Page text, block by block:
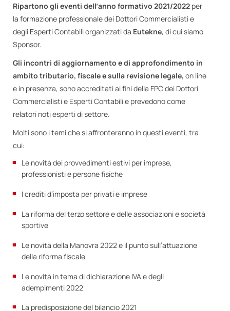
Ripartono gli eventi dell’anno formativo 2021/2022 per
la formazione professionale dei Dottori Commercialisti e
degli Esperti Contabili organizzati da Eutekne, di cui siamo
Sponsor.
Gli incontri di aggiornamento e di approfondimento in
ambito tributario, fiscale e sulla revisione legale, on line
e in presenza, sono accreditati ai fini della FPC dei Dottori
Commercialisti e Esperti Contabili e prevedono come
relatori noti esperti di settore.
Molti sono i temi che si affronteranno in questi eventi, tra
cui:
Le novità dei provvedimenti estivi per imprese,
professionisti e persone fisiche
I crediti d’imposta per privati e imprese
La riforma del terzo settore e delle associazioni e società
sportive
Le novità della Manovra 2022 e il punto sull’attuazione
della riforma fiscale
Le novità in tema di dichiarazione IVA e degli
adempimenti 2022
La predisposizione del bilancio 2021